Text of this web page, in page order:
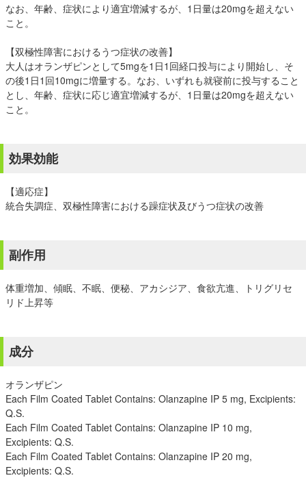
なお、年齢、症状により適宜増減するが、1日量は20mgを超えない
こと。
【双極性障害におけるうつ症状の改善】
大人はオランザピンとして5mgを1日1回経口投与により開始し、そ
の後1日1回10mgに増量する。なお、いずれも就寝前に投与すること
とし、年齢、症状に応じ適宜増減するが、1日量は20mgを超えない
こと。
効果効能
【適応症】
統合失調症、双極性障害における躁症状及びうつ症状の改善
副作用
体重増加、傾眠、不眠、便秘、アカシジア、食欲亢進、トリグリセ
リド上昇等
成分
オランザピン
Each Film Coated Tablet Contains: Olanzapine IP 5 mg, Excipients:
Q.S.
Each Film Coated Tablet Contains: Olanzapine IP 10 mg,
Excipients: Q.S.
Each Film Coated Tablet Contains: Olanzapine IP 20 mg,
Excipients: Q.S.